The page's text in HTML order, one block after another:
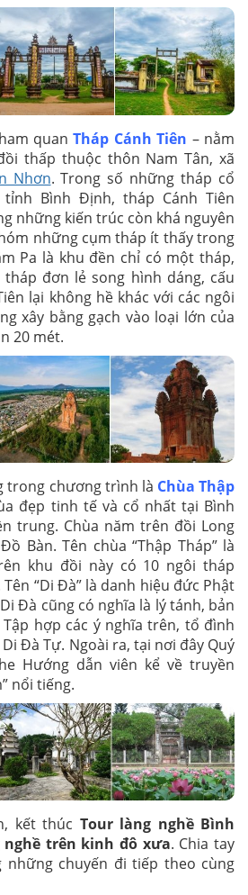
quanTháp Cánh Tiên – nằm
thấp thuộc thôn Nam Tân, xã
Nhơn. Trong số những tháp cổ
Bình Định, tháp Cánh Tiên
những kiến trúc còn khá nguyên
những cụm tháp ít thấy trong
Pa là khu đền chỉ có một tháp,
đơn lẻ song hình dáng, cấu
lại không hề khác với các ngôi
xây bằng gạch vào loại lớn của
20 mét.
trong chương trình là Chùa Thập
đẹp tinh tế và cổ nhất tại Bình
trung. Chùa năm trên đồi Long
Bàn. Tên chùa “Thập Tháp” là
khu đồi này có 10 ngôi tháp
“Di Đà” là danh hiệu đức Phật
Đà cũng có nghĩa là lý tánh, bản
hợp các ý nghĩa trên, tổ đình
Đà Tự. Ngoài ra, tại nơi đây Quý
Hướng dẫn viên kể về truyền
nổi tiếng.
kết thúc Tour làng nghề Bình
nghề trên kinh đô xưa. Chia tay
những chuyến đi tiếp theo cùng